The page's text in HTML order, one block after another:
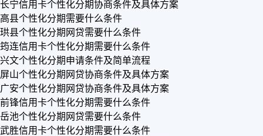
长宁信用卡个性化分期协商条件及具体方案
高县个性化分期需要什么条件
珙县个性化分期网贷需要什么条件
筠连信用卡个性化分期需要什么条件
兴文个性化分期申请条件及简单流程
屏山个性化分期网贷协商条件及具体方案
广安个性化分期网贷协商条件及具体方案
前锋信用卡个性化分期需要什么条件
岳池个性化分期网贷需要什么条件
武胜信用卡个性化分期需要什么条件